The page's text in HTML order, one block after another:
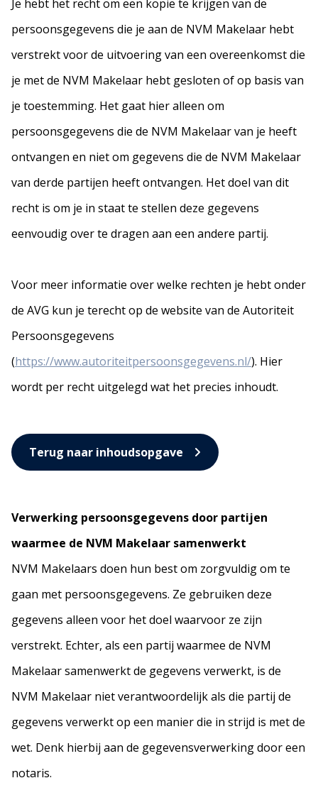
Je hebt het recht om een kopie te krijgen van de
persoonsgegevens die je aan de NVM Makelaar hebt
verstrekt voor de uitvoering van een overeenkomst die
je met de NVM Makelaar hebt gesloten of op basis van
je toestemming. Het gaat hier alleen om
persoonsgegevens die de NVM Makelaar van je heeft
ontvangen en niet om gegevens die de NVM Makelaar
van derde partijen heeft ontvangen. Het doel van dit
recht is om je in staat te stellen deze gegevens
eenvoudig over te dragen aan een andere partij.
Voor meer informatie over welke rechten je hebt onder
de AVG kun je terecht op de website van de Autoriteit
Persoonsgegevens
(https://www.autoriteitpersoonsgegevens.nl/). Hier
wordt per recht uitgelegd wat het precies inhoudt.
Terug naar inhoudsopgave
Verwerking persoonsgegevens door partijen
waarmee de NVM Makelaar samenwerkt
NVM Makelaars doen hun best om zorgvuldig om te
gaan met persoonsgegevens. Ze gebruiken deze
gegevens alleen voor het doel waarvoor ze zijn
verstrekt. Echter, als een partij waarmee de NVM
Makelaar samenwerkt de gegevens verwerkt, is de
NVM Makelaar niet verantwoordelijk als die partij de
gegevens verwerkt op een manier die in strijd is met de
wet. Denk hierbij aan de gegevensverwerking door een
notaris.